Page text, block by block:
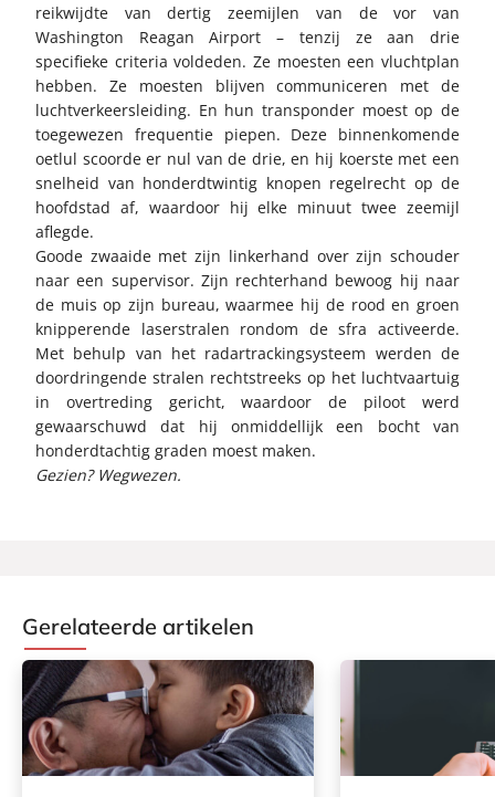
reikwijdte van dertig zeemijlen van de vor van
Washington Reagan Airport – tenzij ze aan drie
specifieke criteria voldeden. Ze moesten een vluchtplan
hebben. Ze moesten blijven communiceren met de
luchtverkeersleiding. En hun transponder moest op de
toegewezen frequentie piepen. Deze binnenkomende
oetlul scoorde er nul van de drie, en hij koerste met een
snelheid van honderdtwintig knopen regelrecht op de
hoofdstad af, waardoor hij elke minuut twee zeemijl
aflegde.
Goode zwaaide met zijn linkerhand over zijn schouder
naar een supervisor. Zijn rechterhand bewoog hij naar
de muis op zijn bureau, waarmee hij de rood en groen
knipperende laserstralen rondom de sfra activeerde.
Met behulp van het radartrackingsysteem werden de
doordringende stralen rechtstreeks op het luchtvaartuig
in overtreding gericht, waardoor de piloot werd
gewaarschuwd dat hij onmiddellijk een bocht van
honderdtachtig graden moest maken.
Gezien? Wegwezen.
Gerelateerde artikelen